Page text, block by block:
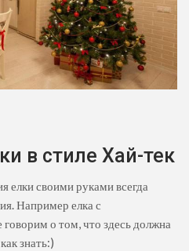
в стиле Хай-тек
елки своими руками всегда
Например елка с
о том, что здесь должна
знать:)